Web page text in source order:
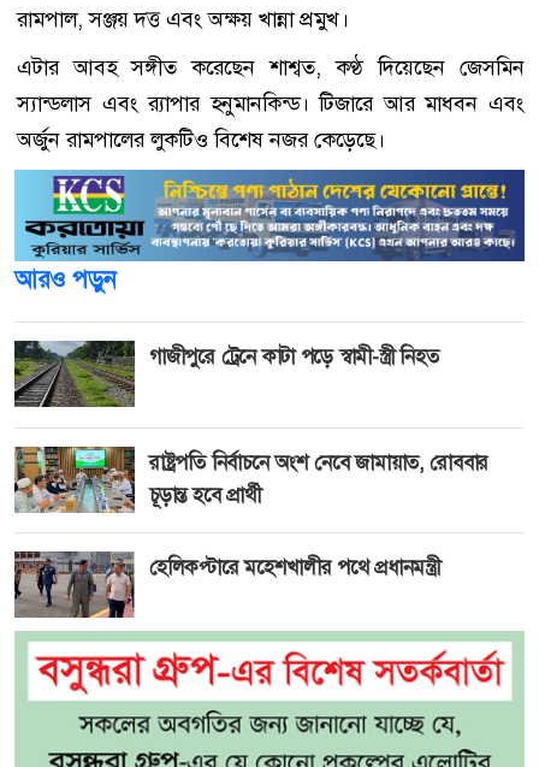
রামপাল, সঞ্জয় দত্ত এবং অক্ষয় খান্না প্রমুখ।
এটার আবহ সঙ্গীত করেছেন শাশ্বত, কণ্ঠ দিয়েছেন জেসমিন
স্যান্ডলাস এবং র‍্যাপার হনুমানকিন্ড। টিজারে আর মাধবন এবং
অর্জুন রামপালের লুকটিও বিশেষ নজর কেড়েছে।
আরও পড়ুন
গাজীপুরে ট্রেনে কাটা পড়ে স্বামী-স্ত্রী নিহত
রাষ্ট্রপতি নির্বাচনে অংশ নেবে জামায়াত, রোববার
চূড়ান্ত হবে প্রার্থী
হেলিকপ্টারে মহেশখালীর পথে প্রধানমন্ত্রী